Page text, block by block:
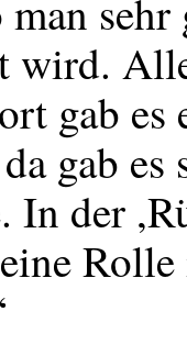
gab es
gab
In der